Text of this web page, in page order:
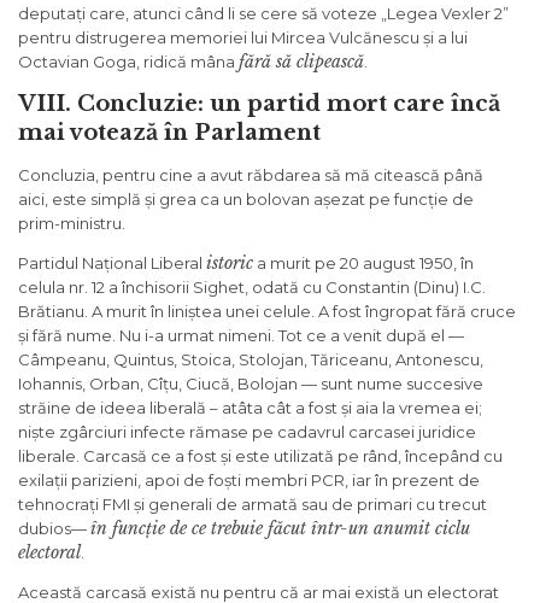
deputați care, atunci când li se cere să voteze „Legea Vexler 2”
pentru distrugerea memoriei lui Mircea Vulcănescu și a lui
Octavian Goga, ridică mâna fără să clipească
VIII. Concluzie: un partid mort care încă
mai votează în Parlament
Concluzia, pentru cine a avut răbdarea să mă citească până
aici, este simplă și grea ca un bolovan așezat pe funcție de
prim-ministru.
Partidul Național Liberal istoric a murit pe 20 august 1950, în
celula nr. 12 a închisorii Sighet, odată cu Constantin (Dinu) I.C.
Brătianu. A murit în liniștea unei celule. A fost îngropat fără cruce
și fără nume. Nu i-a urmat nimeni. Tot ce a venit după el —
Câmpeanu, Quintus, Stoica, Stolojan, Tăriceanu, Antonescu,
Iohannis, Orban, Cîțu, Ciucă, Bolojan — sunt nume succesive
străine de ideea liberală – atâta cât a fost și aia la vremea ei;
niște zgârciuri infecte rămase pe cadavrul carcasei juridice
liberale. Carcasă ce a fost și este utilizată pe rând, începând cu
exilații parizieni, apoi de foști membri PCR, iar în prezent de
tehnocrați FMI și generali de armată sau de primari cu trecut
dubios—în funcție de ce trebuie făcut într-un anumit ciclu
electoral
Această carcasă există nu pentru că ar mai există un electorat